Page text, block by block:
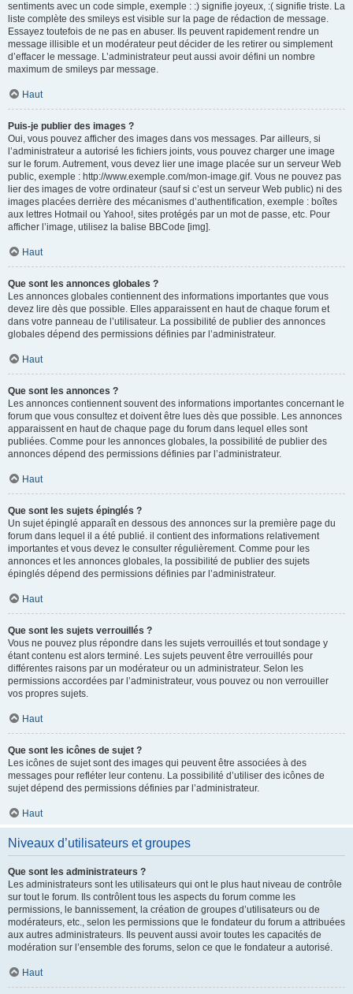
sentiments avec un code simple, exemple : :) signifie joyeux, :( signifie triste. La
liste complète des smileys est visible sur la page de rédaction de message.
Essayez toutefois de ne pas en abuser. Ils peuvent rapidement rendre un
message illisible et un modérateur peut décider de les retirer ou simplement
d’effacer le message. L’administrateur peut aussi avoir défini un nombre
maximum de smileys par message.
Haut
Puis-je publier des images ?
Oui, vous pouvez afficher des images dans vos messages. Par ailleurs, si
l’administrateur a autorisé les fichiers joints, vous pouvez charger une image
sur le forum. Autrement, vous devez lier une image placée sur un serveur Web
public, exemple : http://www.exemple.com/mon-image.gif. Vous ne pouvez pas
lier des images de votre ordinateur (sauf si c’est un serveur Web public) ni des
images placées derrière des mécanismes d’authentification, exemple : boîtes
aux lettres Hotmail ou Yahoo!, sites protégés par un mot de passe, etc. Pour
afficher l’image, utilisez la balise BBCode [img].
Haut
Que sont les annonces globales ?
Les annonces globales contiennent des informations importantes que vous
devez lire dès que possible. Elles apparaissent en haut de chaque forum et
dans votre panneau de l’utilisateur. La possibilité de publier des annonces
globales dépend des permissions définies par l’administrateur.
Haut
Que sont les annonces ?
Les annonces contiennent souvent des informations importantes concernant le
forum que vous consultez et doivent être lues dès que possible. Les annonces
apparaissent en haut de chaque page du forum dans lequel elles sont
publiées. Comme pour les annonces globales, la possibilité de publier des
annonces dépend des permissions définies par l’administrateur.
Haut
Que sont les sujets épinglés ?
Un sujet épinglé apparaît en dessous des annonces sur la première page du
forum dans lequel il a été publié. il contient des informations relativement
importantes et vous devez le consulter régulièrement. Comme pour les
annonces et les annonces globales, la possibilité de publier des sujets
épinglés dépend des permissions définies par l’administrateur.
Haut
Que sont les sujets verrouillés ?
Vous ne pouvez plus répondre dans les sujets verrouillés et tout sondage y
étant contenu est alors terminé. Les sujets peuvent être verrouillés pour
différentes raisons par un modérateur ou un administrateur. Selon les
permissions accordées par l’administrateur, vous pouvez ou non verrouiller
vos propres sujets.
Haut
Que sont les icônes de sujet ?
Les icônes de sujet sont des images qui peuvent être associées à des
messages pour refléter leur contenu. La possibilité d’utiliser des icônes de
sujet dépend des permissions définies par l’administrateur.
Haut
Niveaux d’utilisateurs et groupes
Que sont les administrateurs ?
Les administrateurs sont les utilisateurs qui ont le plus haut niveau de contrôle
sur tout le forum. Ils contrôlent tous les aspects du forum comme les
permissions, le bannissement, la création de groupes d’utilisateurs ou de
modérateurs, etc., selon les permissions que le fondateur du forum a attribuées
aux autres administrateurs. Ils peuvent aussi avoir toutes les capacités de
modération sur l’ensemble des forums, selon ce que le fondateur a autorisé.
Haut